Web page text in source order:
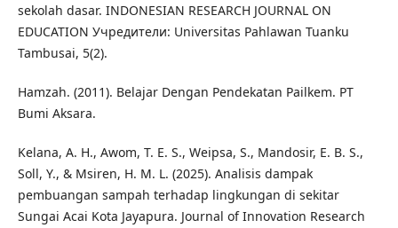
sekolah dasar. INDONESIAN RESEARCH JOURNAL ON
EDUCATION Учредители: Universitas Pahlawan Tuanku
Tambusai, 5(2).
Hamzah. (2011). Belajar Dengan Pendekatan Pailkem. PT
Bumi Aksara.
Kelana, A. H., Awom, T. E. S., Weipsa, S., Mandosir, E. B. S.,
Soll, Y., & Msiren, H. M. L. (2025). Analisis dampak
pembuangan sampah terhadap lingkungan di sekitar
Sungai Acai Kota Jayapura. Journal of Innovation Research